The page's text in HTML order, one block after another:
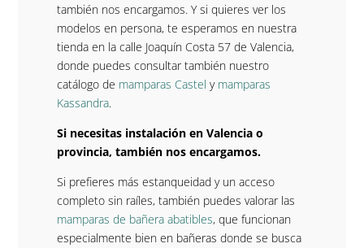
también nos encargamos. Y si quieres ver los
modelos en persona, te esperamos en nuestra
tienda en la calle Joaquín Costa 57 de Valencia,
donde puedes consultar también nuestro
catálogo de mamparas Castel y mamparas
Kassandra.
Si necesitas instalación en Valencia o
provincia, también nos encargamos.
Si prefieres más estanqueidad y un acceso
completo sin raíles, también puedes valorar las
mamparas de bañera abatibles, que funcionan
especialmente bien en bañeras donde se busca